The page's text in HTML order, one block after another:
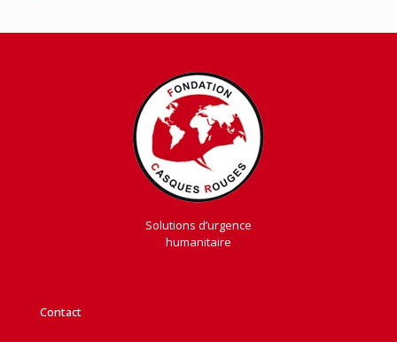
Solutions d’urgence
humanitaire
Contact